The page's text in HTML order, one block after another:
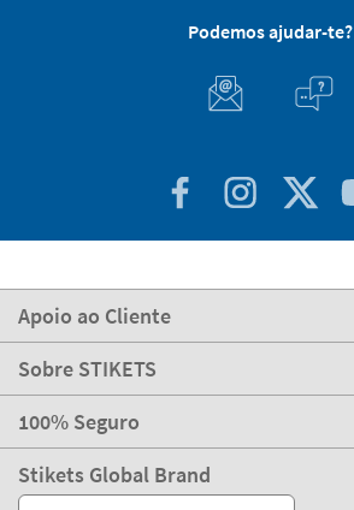
Podemos ajudar-te?
Apoio ao Cliente
Sobre STIKETS
100% Seguro
Stikets Global Brand